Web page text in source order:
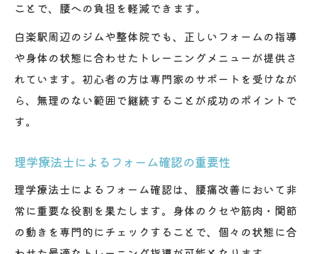
ことで、腰への負担を軽減できます。
白楽駅周辺のジムや整体院でも、正しいフォームの指導
や身体の状態に合わせたトレーニングメニューが提供さ
れています。初心者の方は専門家のサポートを受けなが
ら、無理のない範囲で継続することが成功のポイントで
す。
理学療法士によるフォーム確認の重要性
理学療法士によるフォーム確認は、腰痛改善において非
常に重要な役割を果たします。身体のクセや筋肉・関節
の動きを専門的にチェックすることで、個々の状態に合